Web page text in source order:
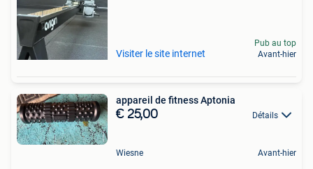
Visiter le site internet
Pub au top
Avant-hier
appareil de fitness Aptonia
€ 25,00 Détails
Wiesne Avant-hier